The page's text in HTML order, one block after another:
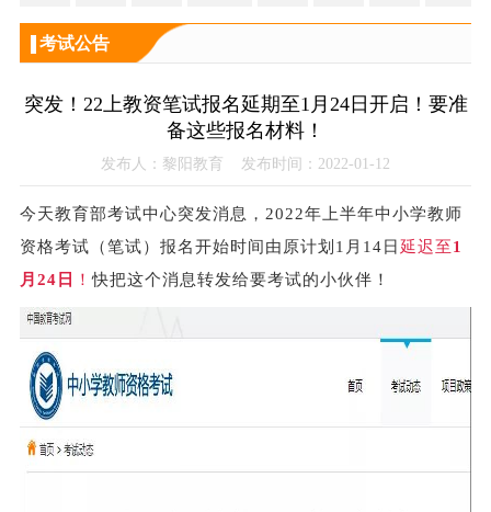
考试公告
突发！22上教资笔试报名延期至1月24日开启！要准
备这些报名材料！
发布人：黎阳教育 发布时间：2022-01-12
今天教育部考试中心突发消息， 2022年上半年中小学教师
资格考试（笔试）报名开始时间由原计划1月14日 延迟至1
月24日
！快把这个消息转发给要考试的小伙伴！